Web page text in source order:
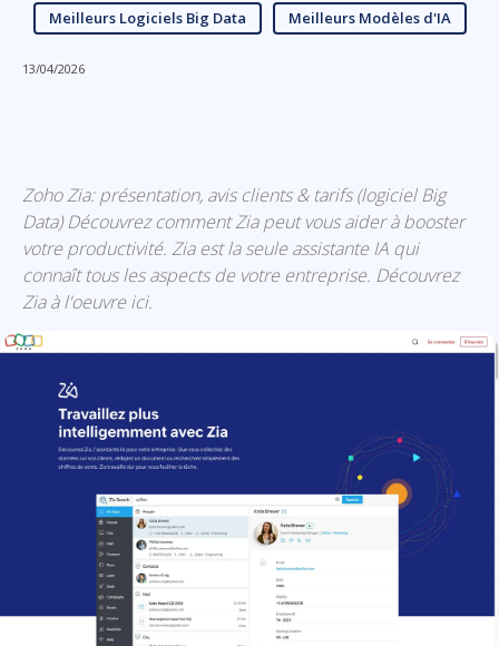
Meilleurs Logiciels Big Data
Meilleurs Modèles d'IA
13/04/2026
Zoho Zia: présentation, avis clients & tarifs (logiciel Big
Data) Découvrez comment Zia peut vous aider à booster
votre productivité. Zia est la seule assistante IA qui
connaît tous les aspects de votre entreprise. Découvrez
Zia à l'oeuvre ici.